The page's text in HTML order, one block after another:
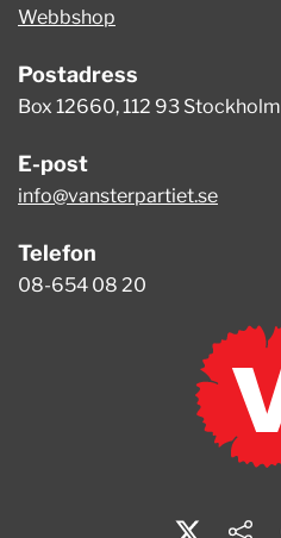
Webbshop
Postadress
Box 12660, 112 93 Stockholm
E-post
info@vansterpartiet.se
Telefon
08-654 08 20